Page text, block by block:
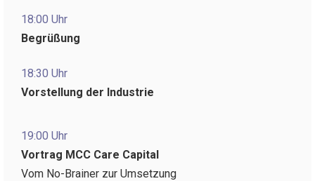
18:00 Uhr
Begrüßung
18:30 Uhr
Vorstellung der Industrie
19:00 Uhr
Vortrag MCC Care Capital
Vom No-Brainer zur Umsetzung